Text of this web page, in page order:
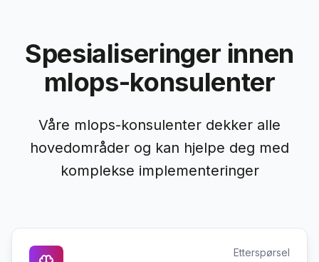
Spesialiseringer innen
mlops-konsulenter
Våre mlops-konsulenter dekker alle
hovedområder og kan hjelpe deg med
komplekse implementeringer
Etterspørsel